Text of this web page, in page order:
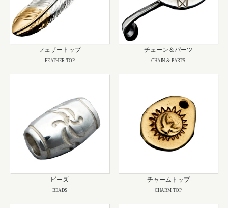
フェザートップ
FEATHER TOP
チェーン＆パーツ
CHAIN & PARTS
ビーズ
BEADS
チャームトップ
CHARM TOP